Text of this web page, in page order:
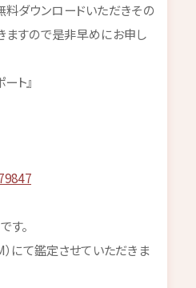
ダウンロードいただきその
ますので是非早めにお申し
ト』
す。
にて鑑定させていただきま